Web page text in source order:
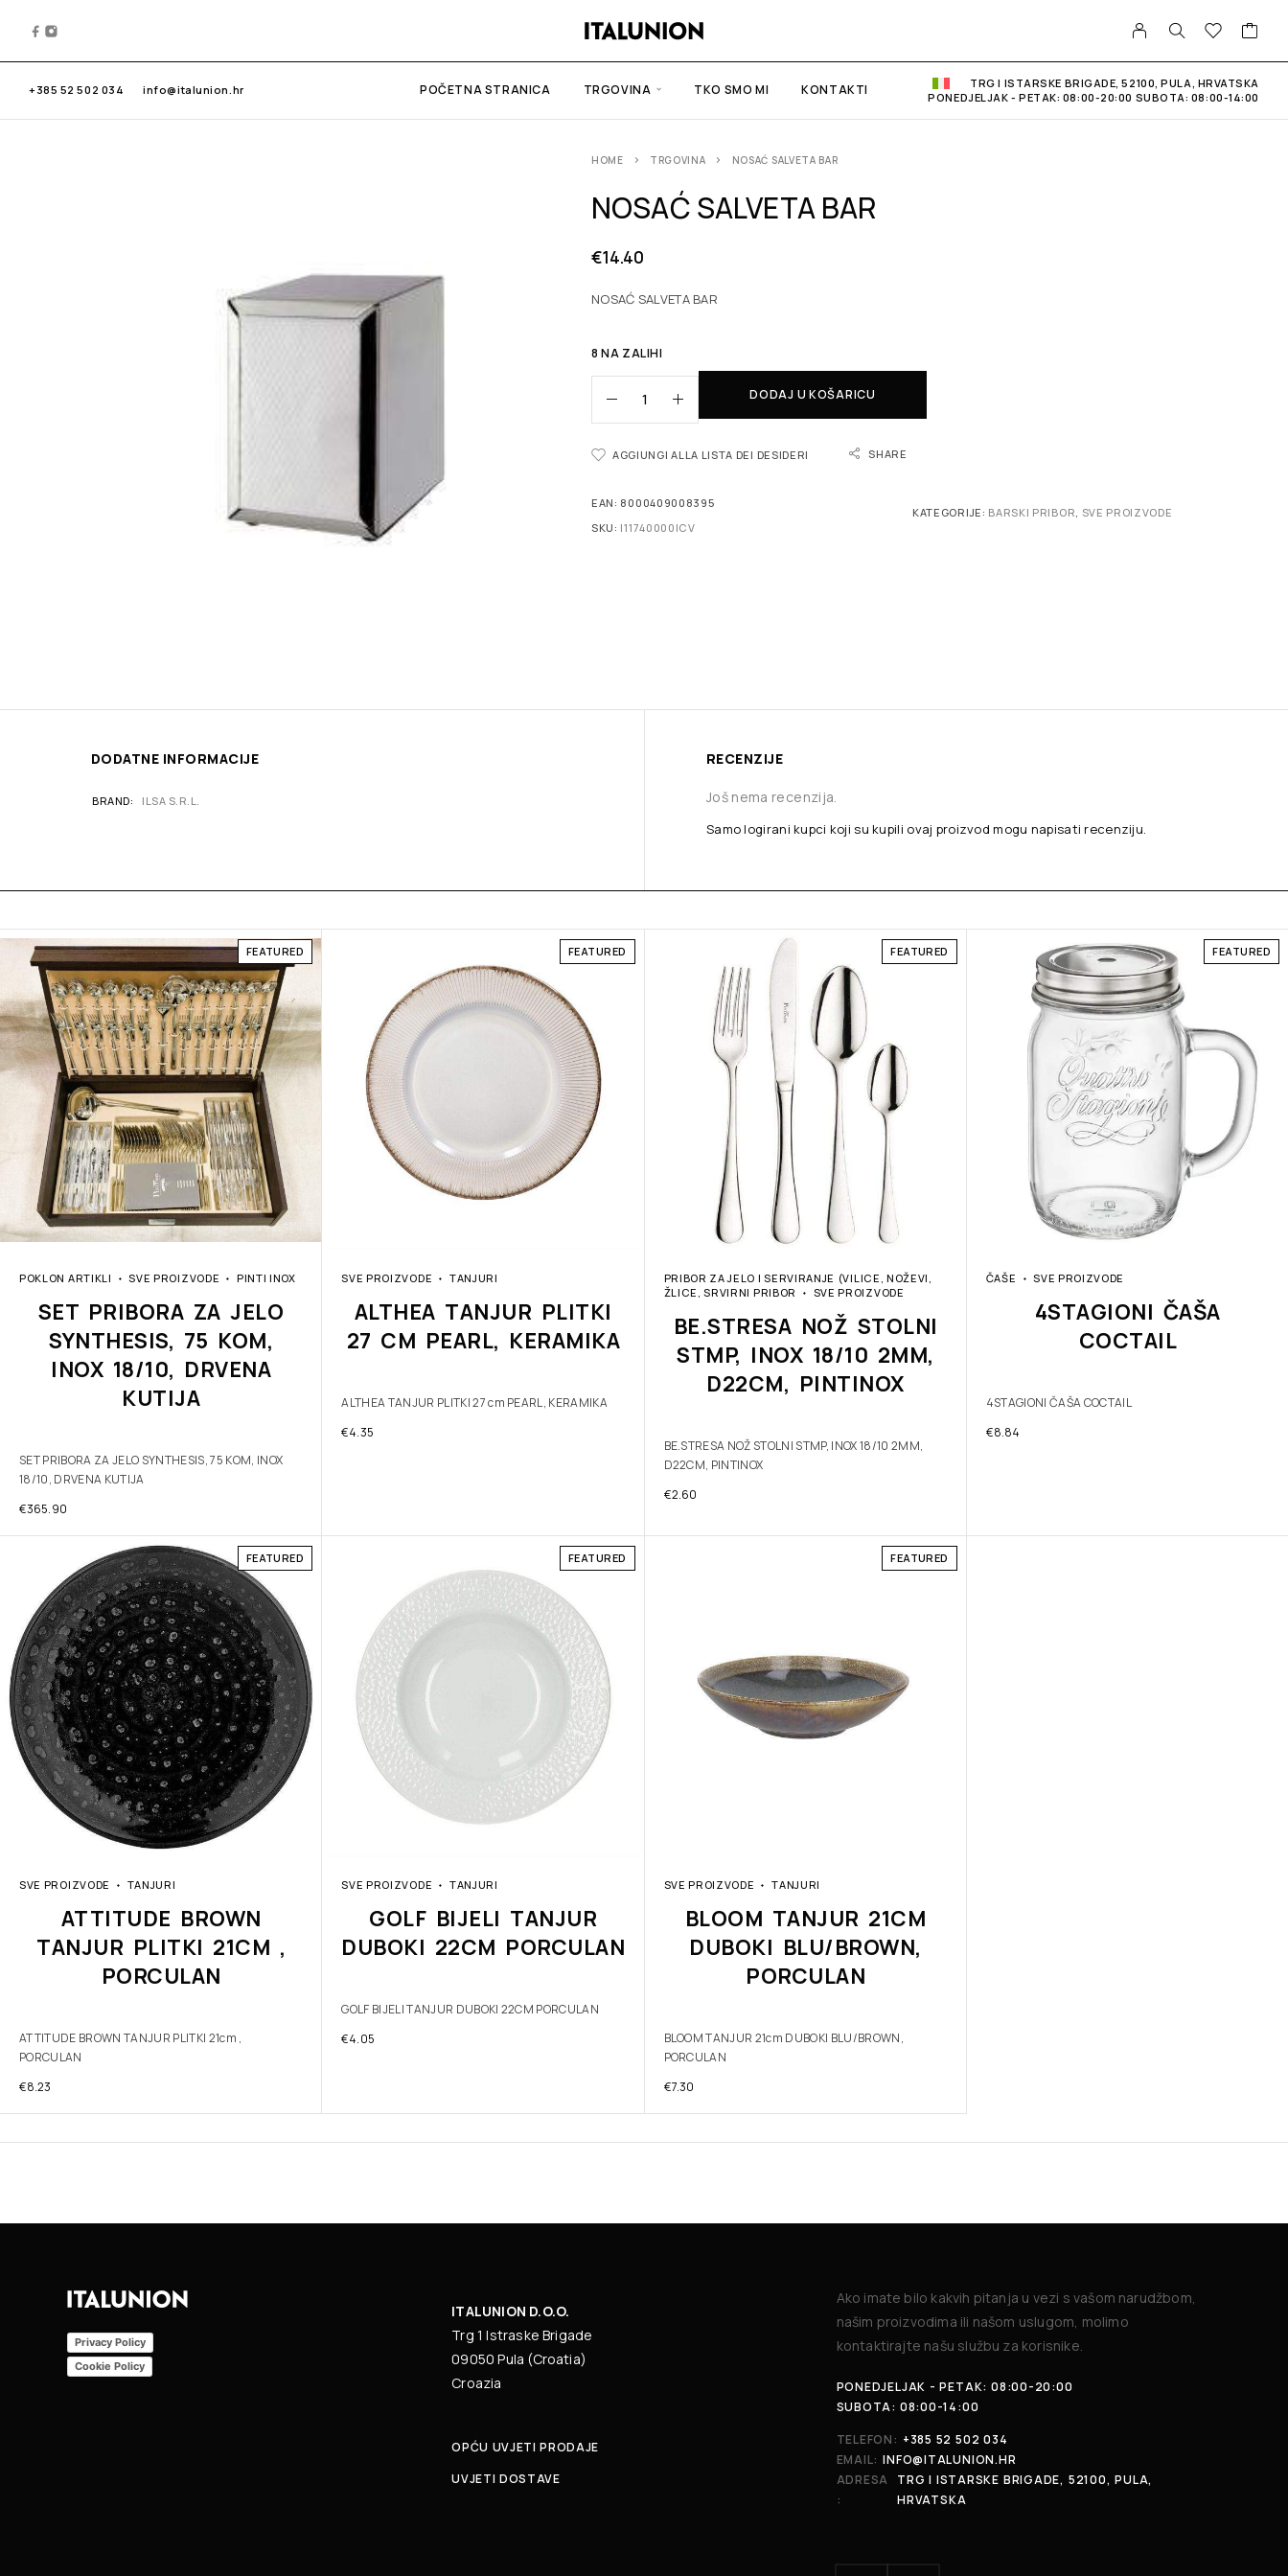
+385 52 502 034 info@italunion.hr POČETNA STRANICA TRGOVINA TKO SMO MI KONTAKTI
TRG I ISTARSKE BRIGADE, 52100, PULA, HRVATSKA
PONEDJELJAK - PETAK: 08:00-20:00 SUBOTA: 08:00-14:00
HOME TRGOVINA NOSAĆ SALVETA BAR
NOSAĆ SALVETA BAR
€14.40
NOSAĆ SALVETA BAR
8 NA ZALIHI
DODAJ U KOŠARICU
AGGIUNGI ALLA LISTA DEI DESIDERI SHARE
EAN: 8000409008395
SKU: I11740000ICV
KATEGORIJE: BARSKI PRIBOR SVE PROIZVODE
DODATNE INFORMACIJE
BRAND ILSA S.R.L.
RECENZIJE
Još nema recenzija.
Samo logirani kupci koji su kupili ovaj proizvod mogu napisati recenziju.
FEATURED
POKLON ARTIKLI SVE PROIZVODE PINTI INOX
SET PRIBORA ZA JELO
SYNTHESIS, 75 KOM,
INOX 18/10, DRVENA
KUTIJA
SET PRIBORA ZA JELO SYNTHESIS, 75 KOM, INOX
18/10, DRVENA KUTIJA
€365.90
FEATURED
SVE PROIZVODE TANJURI
ALTHEA TANJUR PLITKI
27 CM PEARL, KERAMIKA
ALTHEA TANJUR PLITKI 27 cm PEARL, KERAMIKA
€4.35
FEATURED
PRIBOR ZA JELO I SERVIRANJE (VILICE, NOŽEVI,
ŽLICE, SRVIRNI PRIBOR
SVE PROIZVODE
BE.STRESA NOŽ STOLNI
STMP, INOX 18/10 2MM,
D22CM, PINTINOX
BE.STRESA NOŽ STOLNI STMP, INOX 18/10 2MM,
D22CM, PINTINOX
€2.60
FEATURED
ČAŠE SVE PROIZVODE
4STAGIONI ČAŠA
COCTAIL
4STAGIONI ČAŠA COCTAIL
€8.84
FEATURED
SVE PROIZVODE TANJURI
ATTITUDE BROWN
TANJUR PLITKI 21CM ,
PORCULAN
ATTITUDE BROWN TANJUR PLITKI 21cm ,
PORCULAN
€8.23
FEATURED
SVE PROIZVODE TANJURI
GOLF BIJELI TANJUR
DUBOKI 22CM PORCULAN
GOLF BIJELI TANJUR DUBOKI 22CM PORCULAN
€4.05
FEATURED
SVE PROIZVODE TANJURI
BLOOM TANJUR 21CM
DUBOKI BLU/BROWN,
PORCULAN
BLOOM TANJUR 21cm DUBOKI BLU/BROWN,
PORCULAN
€7.30
Privacy Policy
Cookie Policy
ITALUNION D.O.O.
Trg 1 Istraske Brigade
09050 Pula (Croatia)
Croazia
OPĆU UVJETI PRODAJE
UVJETI DOSTAVE
Ako imate bilo kakvih pitanja u vezi s vašom narudžbom,
našim proizvodima ili našom uslugom, molimo
kontaktirajte našu službu za korisnike.
PONEDJELJAK - PETAK: 08:00-20:00
SUBOTA: 08:00-14:00
TELEFON: +385 52 502 034
EMAIL: INFO@ITALUNION.HR
ADRESA
:
TRG I ISTARSKE BRIGADE, 52100, PULA,
HRVATSKA